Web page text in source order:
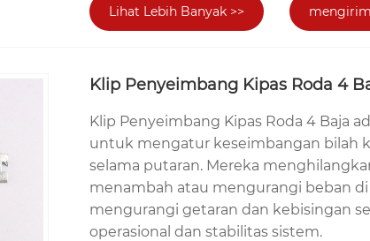
Lihat Lebih Banyak >>
Klip Penyeimbang Kipas Roda 4
Klip Penyeimbang Kipas Roda 4 Baja
untuk mengatur keseimbangan bilah
selama putaran. Mereka
menambah atau mengurangi beban
mengurangi getaran dan kebisingan
operasional dan stabilitas sistem.